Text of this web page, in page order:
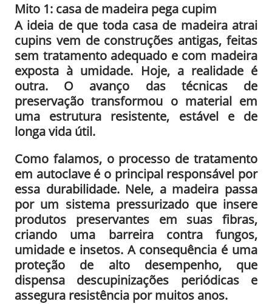
Mito 1: casa de madeira pega cupim
A ideia de que toda casa de madeira atrai
cupins vem de construções antigas, feitas
sem tratamento adequado e com madeira
exposta à umidade. Hoje, a realidade é
outra. O avanço das técnicas de
preservação transformou o material em
uma estrutura resistente, estável e de
longa vida útil.
Como falamos, o processo de tratamento
em autoclave é o principal responsável por
essa durabilidade. Nele, a madeira passa
por um sistema pressurizado que insere
produtos preservantes em suas fibras,
criando uma barreira contra fungos,
umidade e insetos. A consequência é uma
proteção de alto desempenho, que
dispensa descupinizações periódicas e
assegura resistência por muitos anos.